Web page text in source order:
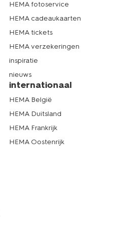
HEMA fotoservice
HEMA cadeaukaarten
HEMA tickets
HEMA verzekeringen
inspiratie
nieuws
internationaal
HEMA België
HEMA Duitsland
HEMA Frankrijk
HEMA Oostenrijk